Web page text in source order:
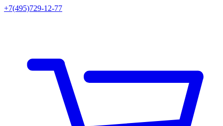
+7(495)729-12-77